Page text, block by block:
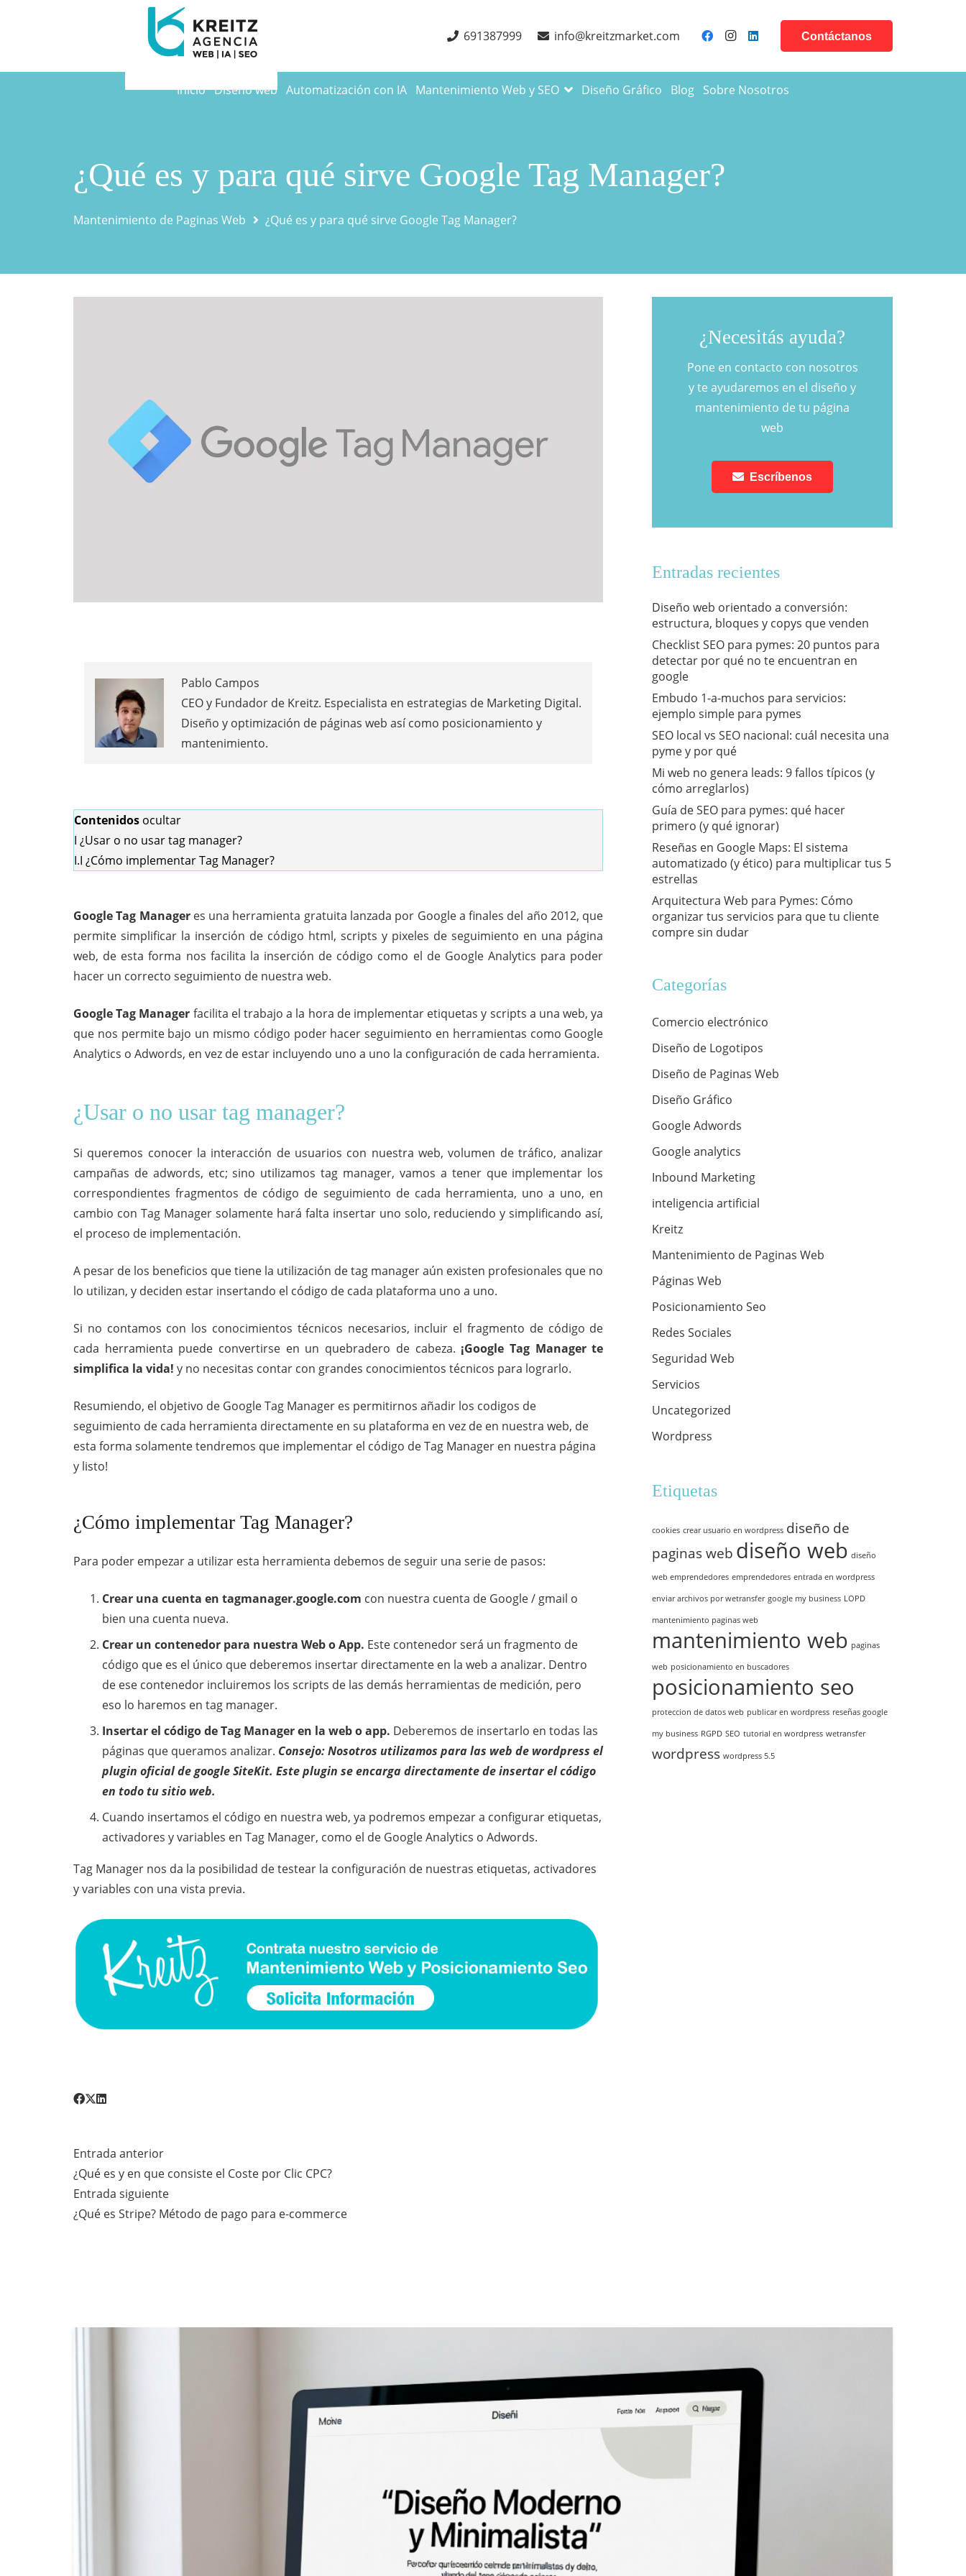
691387999 info@kreitzmarket.com Contáctanos
Inicio Diseño web Automatización con IA Mantenimiento Web y SEO Diseño Gráfico Blog Sobre Nosotros
¿Qué es y para qué sirve Google Tag Manager?
Mantenimiento de Paginas Web ¿Qué es y para qué sirve Google Tag Manager?
Pablo Campos
CEO y Fundador de Kreitz. Especialista en estrategias de Marketing Digital.
Diseño y optimización de páginas web así como posicionamiento y
mantenimiento.
Contenidos ocultar
I ¿Usar o no usar tag manager?
I.I ¿Cómo implementar Tag Manager?
Google Tag Manageres una herramienta gratuita lanzada por Google a finales del año 2012, que
permite simplificar la inserción de código html, scripts y pixeles de seguimiento en una página
web, de esta forma nos facilita la inserción de código como el de Google Analytics para poder
hacer un correcto seguimiento de nuestra web.
Google Tag Manager facilita el trabajo a la hora de implementar etiquetas y scripts a una web, ya
que nos permite bajo un mismo código poder hacer seguimiento en herramientas como Google
Analytics o Adwords, en vez de estar incluyendo uno a uno la configuración de cada herramienta.
¿Usar o no usar tag manager?
Si queremos conocer la interacción de usuarios con nuestra web, volumen de tráfico, analizar
campañas de adwords, etc; sino utilizamos tag manager, vamos a tener que implementar los
correspondientes fragmentos de código de seguimiento de cada herramienta, uno a uno, en
cambio con Tag Manager solamente hará falta insertar uno solo, reduciendo y simplificando así,
el proceso de implementación.
A pesar de los beneficios que tiene la utilización de tag manager aún existen profesionales que no
lo utilizan, y deciden estar insertando el código de cada plataforma uno a uno.
Si no contamos con los conocimientos técnicos necesarios, incluir el fragmento de código de
cada herramienta puede convertirse en un quebradero de cabeza. ¡Google Tag Manager te
simplifica la vida! y no necesitas contar con grandes conocimientos técnicos para lograrlo.
Resumiendo, el objetivo de Google Tag Manager es permitirnos añadir los codigos de
seguimiento de cada herramienta directamente en su plataforma en vez de en nuestra web, de
esta forma solamente tendremos que implementar el código de Tag Manager en nuestra página
y listo!
¿Cómo implementar Tag Manager?
Para poder empezar a utilizar esta herramienta debemos de seguir una serie de pasos:
Crear una cuenta en tagmanager.google.com con nuestra cuenta de Google / gmail o
bien una cuenta nueva.
Crear un contenedor para nuestra Web o App. Este contenedor será un fragmento de
código que es el único que deberemos insertar directamente en la web a analizar. Dentro
de ese contenedor incluiremos los scripts de las demás herramientas de medición, pero
eso lo haremos en tag manager.
Insertar el código de Tag Manager en la web o app. Deberemos de insertarlo en todas las
páginas que queramos analizar. Consejo: Nosotros utilizamos para las web de wordpress el
plugin oficial de googleSiteKit. Este plugin se encarga directamente de insertar el código
en todo tu sitio web.
Cuando insertamos el código en nuestra web, ya podremos empezar a configurar etiquetas,
activadores y variables en Tag Manager, como el de Google Analytics o Adwords.
Tag Manager nos da la posibilidad de testear la configuración de nuestras etiquetas, activadores
y variables con una vista previa.
Entrada anterior
¿Qué es y en que consiste el Coste por Clic CPC?
Entrada siguiente
¿Qué es Stripe? Método de pago para e-commerce
¿Necesitás ayuda?
Pone en contacto con nosotros
y te ayudaremos en el diseño y
mantenimiento de tu página
web
Escríbenos
Entradas recientes
Diseño web orientado a conversión:
estructura, bloques y copys que venden
Checklist SEO para pymes: 20 puntos para
detectar por qué no te encuentran en
google
Embudo 1-a-muchos para servicios:
ejemplo simple para pymes
SEO local vs SEO nacional: cuál necesita una
pyme y por qué
Mi web no genera leads: 9 fallos típicos (y
cómo arreglarlos)
Guía de SEO para pymes: qué hacer
primero (y qué ignorar)
​Reseñas en Google Maps: El sistema
automatizado (y ético) para multiplicar tus 5
estrellas
​Arquitectura Web para Pymes: Cómo
organizar tus servicios para que tu cliente
compre sin dudar
Categorías
Comercio electrónico
Diseño de Logotipos
Diseño de Paginas Web
Diseño Gráfico
Google Adwords
Google analytics
Inbound Marketing
inteligencia artificial
Kreitz
Mantenimiento de Paginas Web
Páginas Web
Posicionamiento Seo
Redes Sociales
Seguridad Web
Servicios
Uncategorized
Wordpress
Etiquetas
cookies crear usuario en wordpress diseño de
paginas web diseño web diseño
web emprendedores emprendedores entrada en wordpress
enviar archivos por wetransfer google my business LOPD
mantenimiento paginas web
mantenimiento web paginas
web posicionamiento en buscadores
posicionamiento seo
proteccion de datos web publicar en wordpress reseñas google
my business RGPD SEO tutorial en wordpress wetransfer
wordpress wordpress 5.5